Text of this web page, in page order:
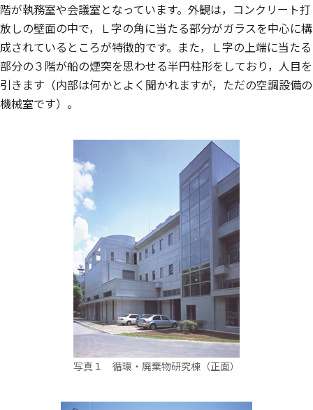
階が執務室や会議室となっています。外観は，コンクリート打
放しの壁面の中で，Ｌ字の角に当たる部分がガラスを中心に構
成されているところが特徴的です。また，Ｌ字の上端に当たる
部分の３階が船の煙突を思わせる半円柱形をしており，人目を
引きます（内部は何かとよく聞かれますが，ただの空調設備の
機械室です）。
写真１ 循環・廃棄物研究棟（正面）